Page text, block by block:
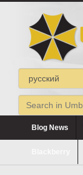
Blog News